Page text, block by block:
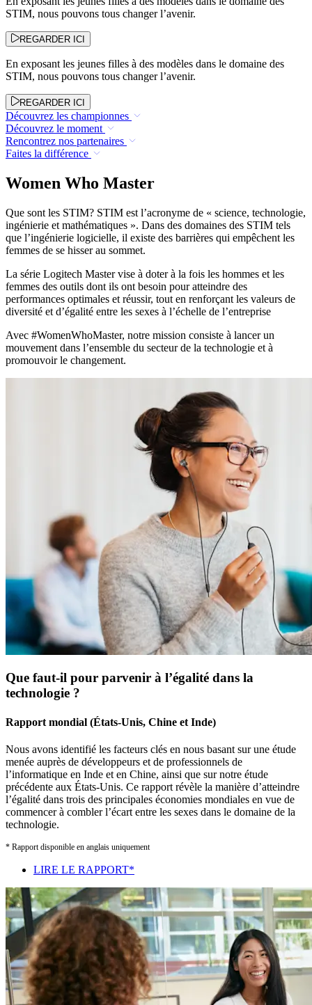
STIM, nous pouvons tous changer l’avenir.
REGARDER ICI
En exposant les jeunes filles à des modèles dans le domaine des
STIM, nous pouvons tous changer l’avenir.
REGARDER ICI
Découvrez les championnes
Découvrez le moment
Rencontrez nos partenaires
Faites la différence
Women Who Master
Que sont les STIM? STIM est l’acronyme de « science, technologie,
ingénierie et mathématiques ». Dans des domaines des STIM tels
que l’ingénierie logicielle, il existe des barrières qui empêchent les
femmes de se hisser au sommet.
La série Logitech Master vise à doter à la fois les hommes et les
femmes des outils dont ils ont besoin pour atteindre des
performances optimales et réussir, tout en renforçant les valeurs de
diversité et d’égalité entre les sexes à l’échelle de l’entreprise
Avec #WomenWhoMaster, notre mission consiste à lancer un
mouvement dans l’ensemble du secteur de la technologie et à
promouvoir le changement.
Que faut-il pour parvenir à l’égalité dans la
technologie ?
Rapport mondial (États-Unis, Chine et Inde)
Nous avons identifié les facteurs clés en nous basant sur une étude
menée auprès de développeurs et de professionnels de
l’informatique en Inde et en Chine, ainsi que sur notre étude
précédente aux États-Unis. Ce rapport révèle la manière d’atteindre
l’égalité dans trois des principales économies mondiales en vue de
commencer à combler l’écart entre les sexes dans le domaine de la
technologie.
* Rapport disponible en anglais uniquement
LIRE LE RAPPORT*